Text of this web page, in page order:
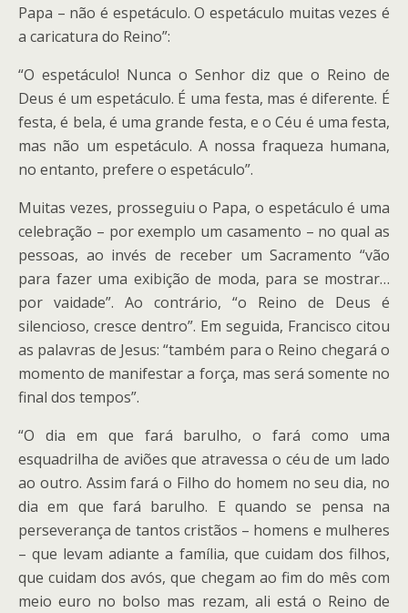
Papa – não é espetáculo. O espetáculo muitas vezes é
a caricatura do Reino”:
“O espetáculo! Nunca o Senhor diz que o Reino de
Deus é um espetáculo. É uma festa, mas é diferente. É
festa, é bela, é uma grande festa, e o Céu é uma festa,
mas não um espetáculo. A nossa fraqueza humana,
no entanto, prefere o espetáculo”.
Muitas vezes, prosseguiu o Papa, o espetáculo é uma
celebração – por exemplo um casamento – no qual as
pessoas, ao invés de receber um Sacramento “vão
para fazer uma exibição de moda, para se mostrar…
por vaidade”. Ao contrário, “o Reino de Deus é
silencioso, cresce dentro”. Em seguida, Francisco citou
as palavras de Jesus: “também para o Reino chegará o
momento de manifestar a força, mas será somente no
final dos tempos”.
“O dia em que fará barulho, o fará como uma
esquadrilha de aviões que atravessa o céu de um lado
ao outro. Assim fará o Filho do homem no seu dia, no
dia em que fará barulho. E quando se pensa na
perseverança de tantos cristãos – homens e mulheres
– que levam adiante a família, que cuidam dos filhos,
que cuidam dos avós, que chegam ao fim do mês com
meio euro no bolso mas rezam, ali está o Reino de